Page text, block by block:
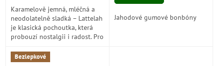
Karamelově jemná, mléčná a
neodolatelně sladká – Lattelah
je klasická pochoutka, která
probouzí nostalgii i radost. Pro
opravdu dobrého.
Jahodové gumové bonbóny
Bezlepkové